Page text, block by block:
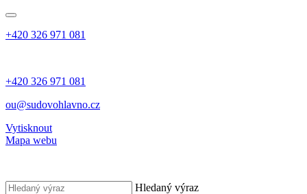
+420 326 971 081
+420 326 971 081
ou@sudovohlavno.cz
Vytisknout
Mapa webu
Hledaný výraz